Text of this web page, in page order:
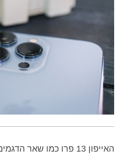
האייפון 13 פרו כמו